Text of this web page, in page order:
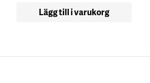
Lägg till i varukorg